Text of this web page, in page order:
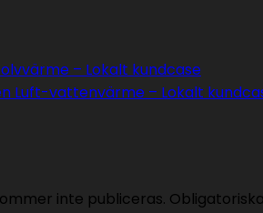
– Lokalt kundcase
Luft-vattenvärme – Lokalt
inte publiceras.